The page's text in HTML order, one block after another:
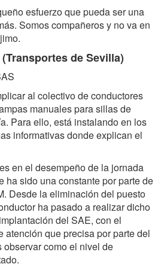
esfuerzo que pueda ser una
Somos compañeros y no va en
de Sevilla)
al colectivo de conductores
manuales para sillas de
Para ello, está instalando en los
informativas donde explican el
en el desempeño de la jornada
ha sido una constante por parte de
Desde la eliminación del puesto
ha pasado a realizar dicho
del SAE, con el
atención que precisa por parte del
observar como el nivel de